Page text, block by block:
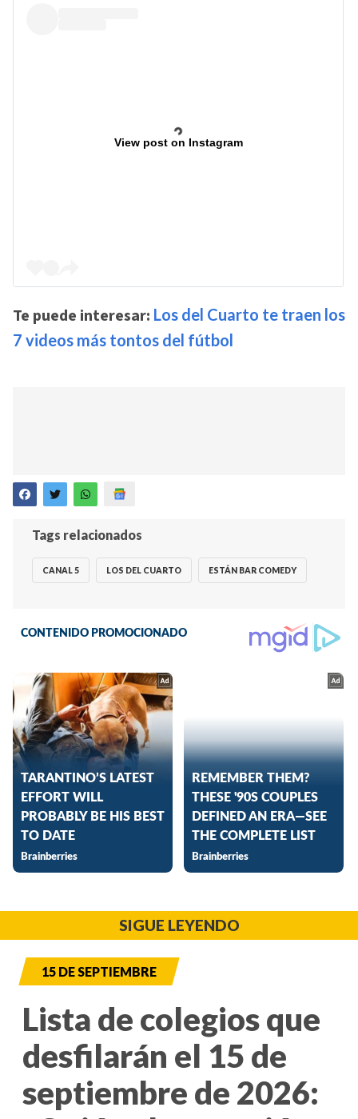
View post on Instagram
Te puede interesar: Los del Cuarto te traen los
7 videos más tontos del fútbol
Tags relacionados
CANAL 5 LOS DEL CUARTO ESTÁN BAR COMEDY
SIGUE LEYENDO
15 DE SEPTIEMBRE
Lista de colegios que
desfilarán el 15 de
septiembre de 2026: